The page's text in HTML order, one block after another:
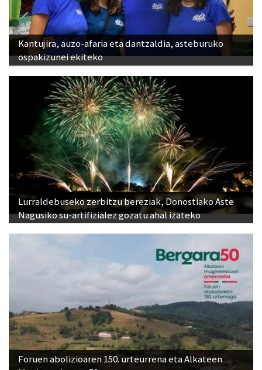
Kantujira, auzo-afaria eta dantzaldia, asteburuko
ospakizunei ekiteko
Lurraldebuseko zerbitzu bereziak, Donostiako Aste
Nagusiko su-artifizialez gozatu ahal izateko
Foruen abolizioaren 150. urteurrena eta Alkateen
Mugimenduaren 50. urteurrena gogoan